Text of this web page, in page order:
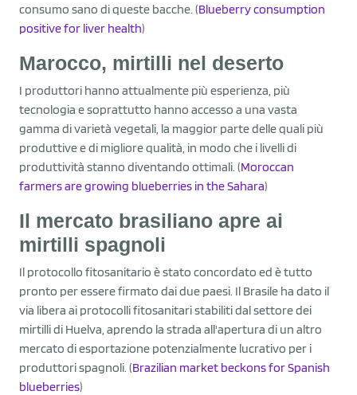
consumo sano di queste bacche. (Blueberry consumption
positive for liver health)
Marocco, mirtilli nel deserto
I produttori hanno attualmente più esperienza, più
tecnologia e soprattutto hanno accesso a una vasta
gamma di varietà vegetali, la maggior parte delle quali più
produttive e di migliore qualità, in modo che i livelli di
produttività stanno diventando ottimali. (Moroccan
farmers are growing blueberries in the Sahara)
Il mercato brasiliano apre ai
mirtilli spagnoli
Il protocollo fitosanitario è stato concordato ed è tutto
pronto per essere firmato dai due paesi. Il Brasile ha dato il
via libera ai protocolli fitosanitari stabiliti dal settore dei
mirtilli di Huelva, aprendo la strada all'apertura di un altro
mercato di esportazione potenzialmente lucrativo per i
produttori spagnoli. (Brazilian market beckons for Spanish
blueberries)